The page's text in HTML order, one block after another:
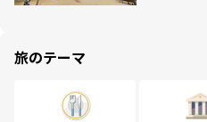
旅のテーマ